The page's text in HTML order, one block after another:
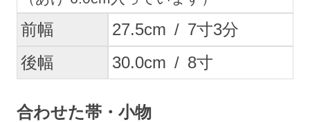
前幅 27.5cm / 7寸3分
後幅
30.0cm / 8寸
合わせた帯・小物